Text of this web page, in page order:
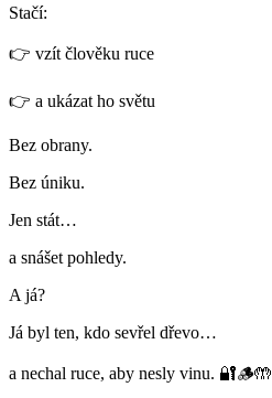
Stačí:
👉 vzít člověku ruce
👉 a ukázat ho světu
Bez obrany.
Bez úniku.
Jen stát…
a snášet pohledy.
A já?
Já byl ten, kdo sevřel dřevo…
a nechal ruce, aby nesly vinu. 🔐🪵🤲